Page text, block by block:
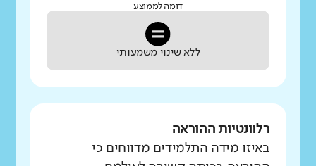
דומה לממוצע
ללא שינוי משמעותי
רלוונטיות ההוראה
באיזו מידה התלמידים מדווחים כי